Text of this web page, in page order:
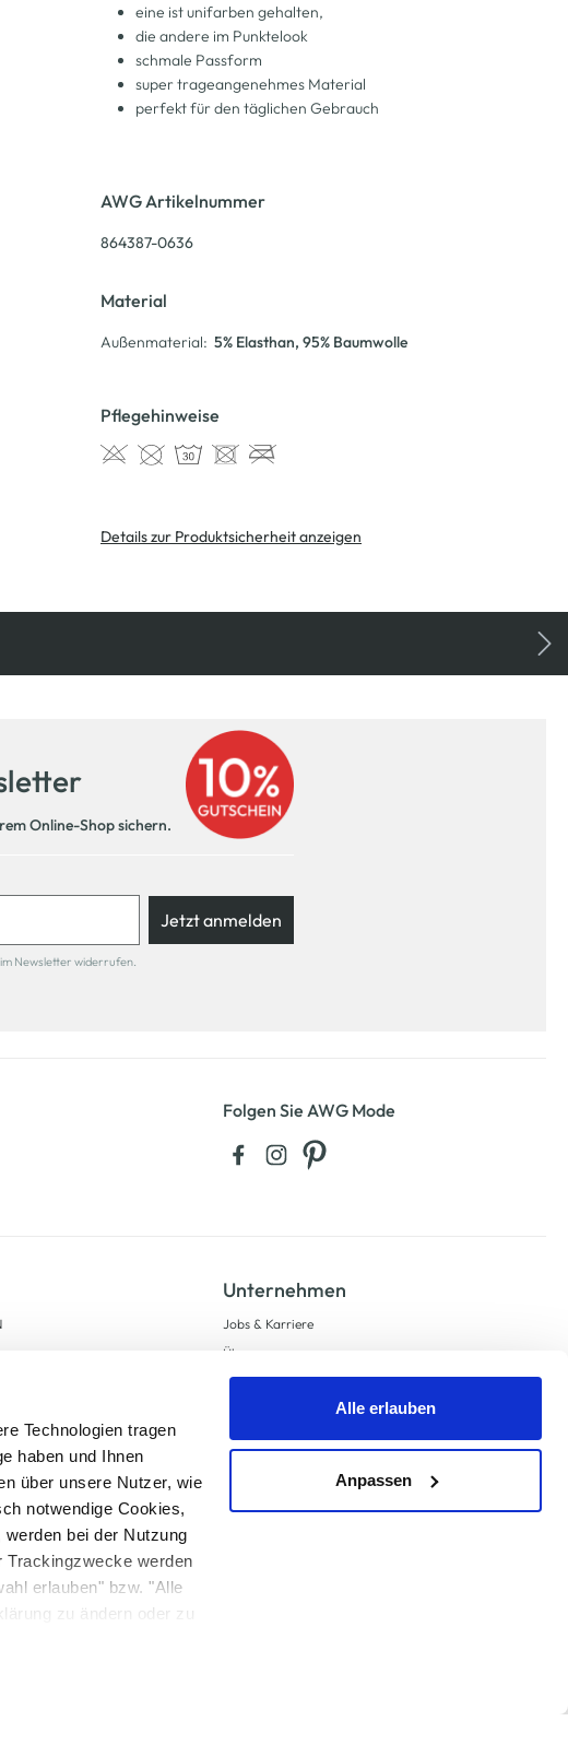
Technologien tragen
haben und Ihnen
über unsere Nutzer, wie
notwendige Cookies,
bei der Nutzung
Trackingzwecke werden
erlauben" bzw. "Alle
zu ändern oder zu
Alle erlauben
Anpassen
eine ist unifarben gehalten,
die andere im Punktelook
schmale Passform
super trageangenehmes Material
perfekt für den täglichen Gebrauch
AWG Artikelnummer
864387-0636
Material
Außenmaterial: 5% Elasthan, 95% Baumwolle
Pflegehinweise
Details zur Produktsicherheit anzeigen
Online-Shop sichern.
Jetzt anmelden
im Newsletter widerrufen.
Folgen Sie AWG Mode
Unternehmen
Jobs & Karriere
Über uns
Geschichte
Compliance
Lieferkettensorgfaltspflichten